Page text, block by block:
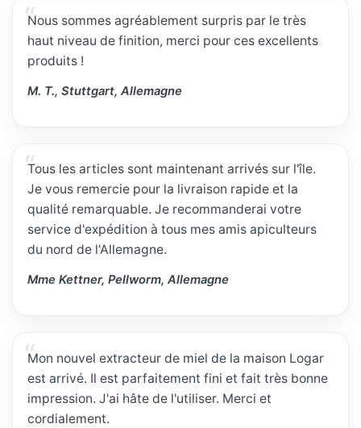
Nous sommes agréablement surpris par le très
haut niveau de finition, merci pour ces excellents
produits !
M. T., Stuttgart, Allemagne
Tous les articles sont maintenant arrivés sur l'île.
Je vous remercie pour la livraison rapide et la
qualité remarquable. Je recommanderai votre
service d'expédition à tous mes amis apiculteurs
du nord de l'Allemagne.
Mme Kettner, Pellworm, Allemagne
Mon nouvel extracteur de miel de la maison Logar
est arrivé. Il est parfaitement fini et fait très bonne
impression. J'ai hâte de l'utiliser. Merci et
cordialement.